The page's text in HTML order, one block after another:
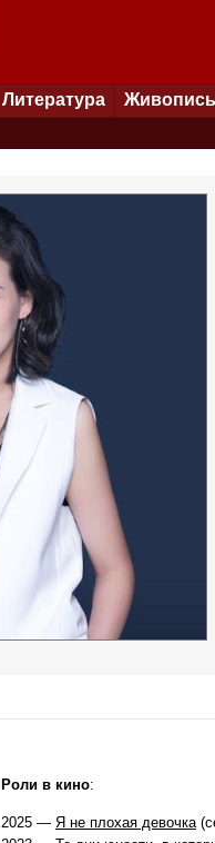
Литература Живопись
Роли в кино:
2025 — Я не плохая девочка